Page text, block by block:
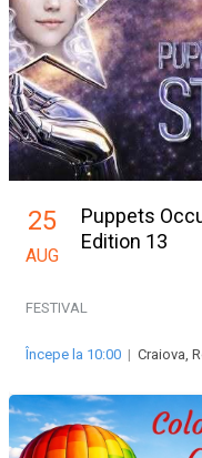
25
AUG
Puppets
Edition 13
FESTIVAL
Începe la 10:00 | Craiova,